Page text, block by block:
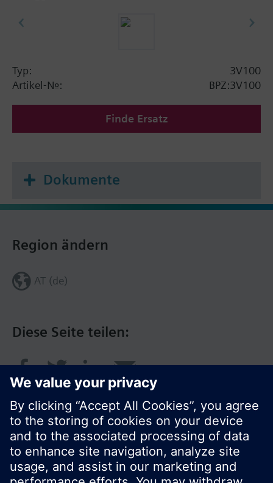
Typ:
3V100
Artikel-Nr.:
BPZ:3V100
Finde Ersatz
Dokumente
Diese Seite teilen:
Region ändern
AT (de)